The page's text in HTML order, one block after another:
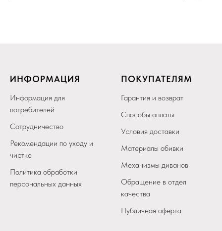
ИНФОРМАЦИЯ
Информация для
потребителей
Сотрудничество
Рекомендации по уходу и
чистке
Политика обработки
персональных данных
ПОКУПАТЕЛЯМ
Гарантия и возврат
Способы оплаты
Условия доставки
Материалы обивки
Механизмы диванов
Обращение в отдел
качества
Публичная оферта